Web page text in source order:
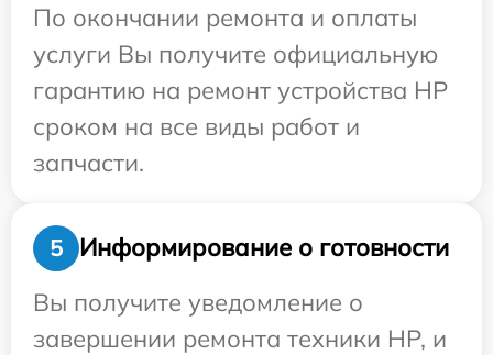
По окончании ремонта и оплаты
услуги Вы получите официальную
гарантию на ремонт устройства HP
сроком на все виды работ и
запчасти.
5
Информирование о готовности
Вы получите уведомление о
завершении ремонта техники HP, и